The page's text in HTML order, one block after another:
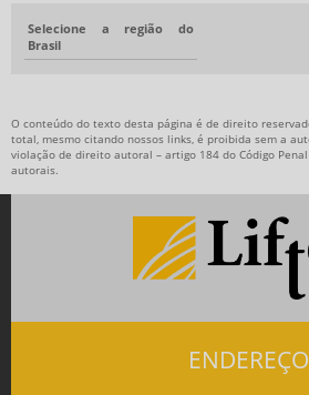
Selecione a região do
Brasil
O conteúdo do texto desta página é de direito
total, mesmo citando nossos links, é proibida sem a
violação de direito autoral – artigo 184 do Código Penal
autorais.
ENDEREÇO